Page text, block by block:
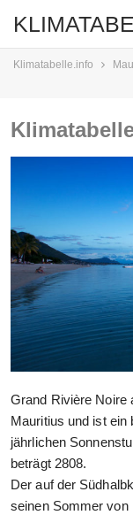
Klimatabelle.info
Grand Rivière Noire
Mauritius und ist ein
jährlichen
beträgt 2808.
Der auf der
seinen Sommer